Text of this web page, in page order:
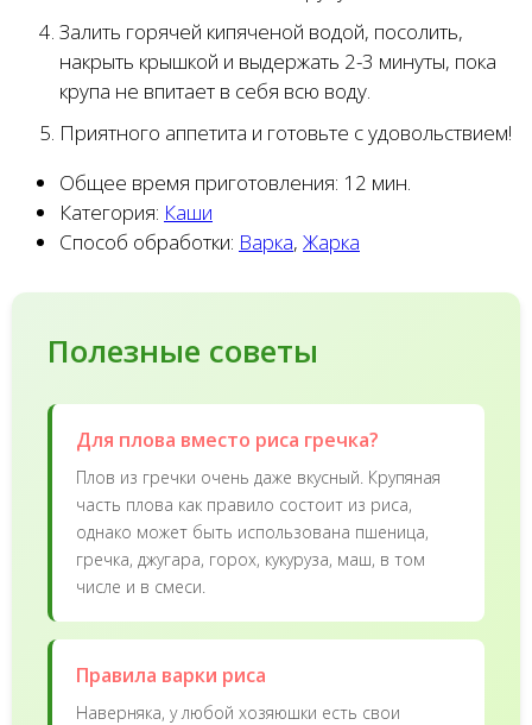
Залить горячей кипяченой водой, посолить,
накрыть крышкой и выдержать 2-3 минуты, пока
крупа не впитает в себя всю воду.
Приятного аппетита и готовьте с удовольствием!
Общее время приготовления: 12 мин.
Категория: Каши
Способ обработки: Варка, Жарка
Полезные советы
Для плова вместо риса гречка?
Плов из гречки очень даже вкусный. Крупяная
часть плова как правило состоит из риса,
однако может быть использована пшеница,
гречка, джугара, горох, кукуруза, маш, в том
числе и в смеси.
Правила варки риса
Наверняка, у любой хозяюшки есть свои